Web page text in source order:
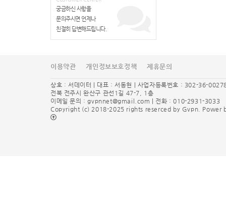
궁금하신 사항을
문의주시면 언제나
친절히 답변해드립니다.
이용약관 개인정보보호정책 제휴문의
상호 : 서데이터 | 대표 : 서동현 | 사업자등록번호 : 302-36-
전북 전주시 완산구 관선1길 47-7, 1층
이메일 문의 :gvpnnet@gmail.com
| 전화 : 010-2931-3033
Copyright (c) 2018-2025 rights reserced by Gvpn. Power